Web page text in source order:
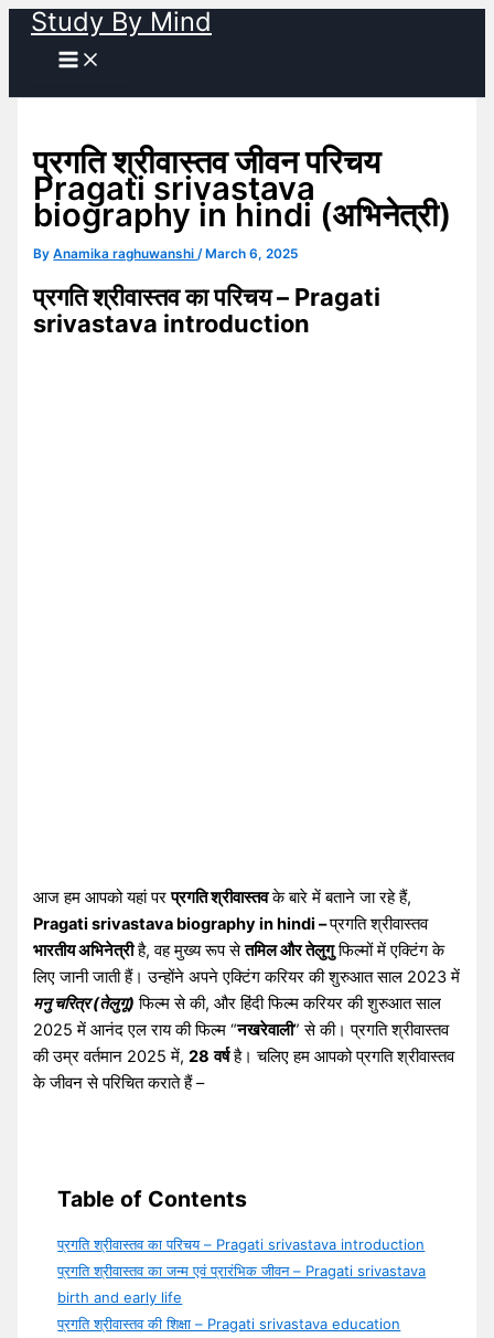
Skip
content
Study By Mind
प्रगति श्रीवास्तव जीवन परिचय
Pragati srivastava
biography in hindi (अभिनेत्री)
ByAnamika raghuwanshi/ March 6, 2025
प्रगति श्रीवास्तव का परिचय – Pragati
srivastava introduction
आज हम आपको यहां परप्रगति श्रीवास्तवके बारे में बताने जा रहे हैं,
Pragati srivastava biography in hindi –प्रगति श्रीवास्तव
भारतीय अभिनेत्रीहै, वह मुख्य रूप सेतमिल और तेलुगुफिल्मों में एक्टिंग के
लिए जानी जाती हैं। उन्होंने अपने एक्टिंग करियर की शुरुआत साल 2023 में
मनु चरित्र (तेलुगू) फिल्म से की, और हिंदी फिल्म करियर की शुरुआत साल
2025 में आनंद एल राय की फिल्म “नखरेवाली” से की। प्रगति श्रीवास्तव
की उम्र वर्तमान 2025 में,28 वर्षहै। चलिए हम आपको प्रगति श्रीवास्तव
के जीवन से परिचित कराते हैं –
Table of Contents
प्रगति श्रीवास्तव का परिचय – Pragati srivastava introduction
प्रगति श्रीवास्तव का जन्म एवं प्रारंभिक जीवन – Pragati srivastava
birth and early life
प्रगति श्रीवास्तव की शिक्षा – Pragati srivastava education